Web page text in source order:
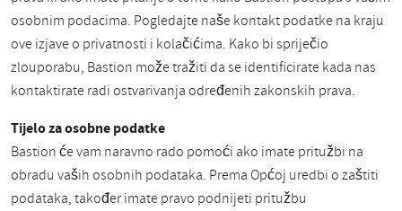
osobnim podacima. Pogledajte naše kontakt podatke na kraju
ove izjave o privatnosti i kolačićima. Kako bi spriječio
zlouporabu, Bastion može tražiti da se identificirate kada nas
kontaktirate radi ostvarivanja određenih zakonskih prava.
Tijelo za osobne podatke
Bastion će vam naravno rado pomoći ako imate pritužbi na
obradu vaših osobnih podataka. Prema Općoj uredbi o zaštiti
podataka, također imate pravo podnijeti pritužbu